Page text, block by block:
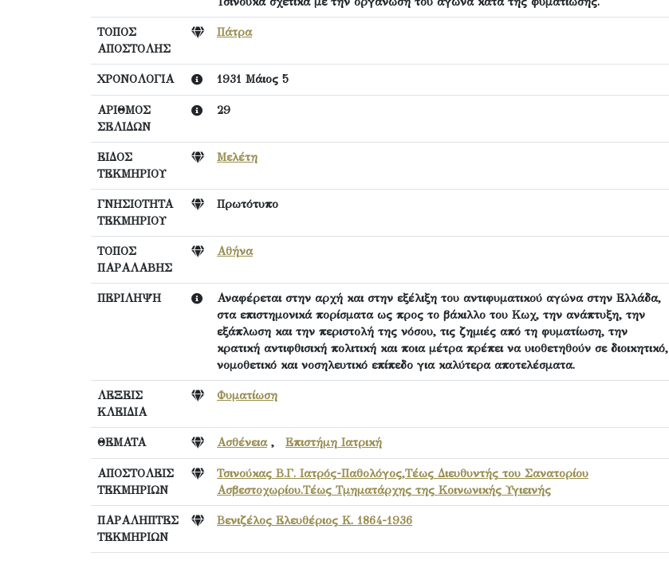
ΤΟΠΟΣ
ΑΠΟΣΤΟΛΗΣ
Πάτρα
ΧΡΟΝΟΛΟΓΙΑ 1931 Μάιος 5
ΑΡΙΘΜΟΣ
ΣΕΛΙΔΩΝ
29
ΕΙΔΟΣ
ΤΕΚΜΗΡΙΟΥ
Μελέτη
ΓΝΗΣΙΟΤΗΤΑ
ΤΕΚΜΗΡΙΟΥ
Πρωτότυπο
ΤΟΠΟΣ
ΠΑΡΑΛΑΒΗΣ
Αθήνα
ΠΕΡΙΛΗΨΗ
Αναφέρεται στην αρχή και στην εξέλιξη του αντιφυματικού αγώνα στην Ελλάδα,
στα επιστημονικά πορίσματα ως προς το βάκιλλο του Κωχ, την ανάπτυξη, την
εξάπλωση και την περιστολή της νόσου, τις ζημιές από τη φυματίωση, την
κρατική αντιφθισική πολιτική και ποια μέτρα πρέπει να υιοθετηθούν σε διοικητικό,
νομοθετικό και νοσηλευτικό επίπεδο για καλύτερα αποτελέσματα.
ΛΕΞΕΙΣ
ΚΛΕΙΔΙΑ
Φυματίωση
ΘΕΜΑΤΑ Ασθένεια, Επιστήμη Ιατρική
ΑΠΟΣΤΟΛΕΙΣ
ΤΕΚΜΗΡΙΩΝ
Τσινούκας Β.Γ. Ιατρός-Παθολόγος,Τέως Διευθυντής του Σανατορίου
Ασβεστοχωρίου.Τέως Τμηματάρχης της Κοινωνικής Υγιεινής
ΠΑΡΑΛΗΠΤΕΣ
ΤΕΚΜΗΡΙΩΝ
Βενιζέλος Ελευθέριος Κ. 1864-1936